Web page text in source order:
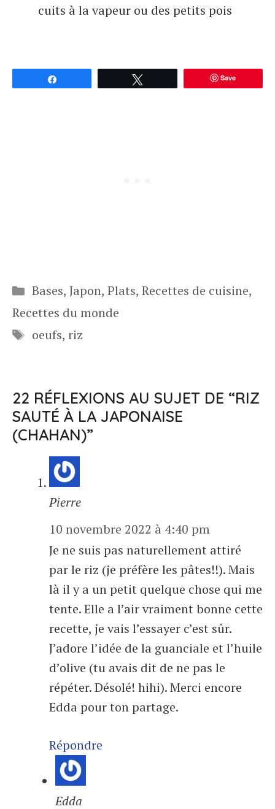
cuits à la vapeur ou des petits pois
Save
Catégories
Bases, Japon, Plats, Recettes de cuisine,
Recettes du monde
Étiquettes
oeufs, riz
22 RÉFLEXIONS AU SUJET DE “RIZ
SAUTÉ À LA JAPONAISE
(CHAHAN)”
Pierre
10 novembre 2022 à 4:40 pm
Je ne suis pas naturellement attiré
par le riz (je préfère les pâtes!!). Mais
là il y a un petit quelque chose qui me
tente. Elle a l’air vraiment bonne cette
recette, je vais l’essayer c’est sûr.
J’adore l’idée de la guanciale et l’huile
d’olive (tu avais dit de ne pas le
répéter. Désolé! hihi). Merci encore
Edda pour ton partage.
Répondre
Edda